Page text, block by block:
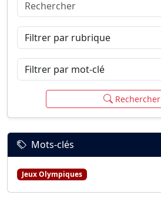
Connexion
Filtrer par rubrique
Filtrer par mot-clé
Rechercher
Mots-clés
Jeux Olympiques